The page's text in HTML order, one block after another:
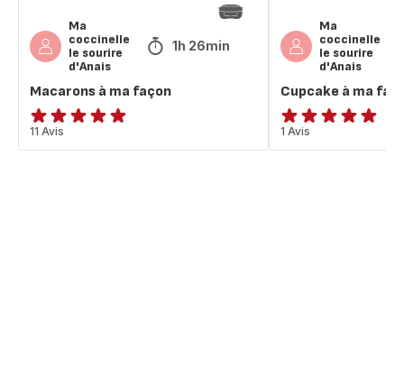
Ma
coccinelle
le sourire
d'Anais
1h 26min
Macarons à ma façon
Avis
5
11 Avis
Ma
coccinelle
le sourire
d'Anais
Cupcake à ma
Avis
5
1 Avis